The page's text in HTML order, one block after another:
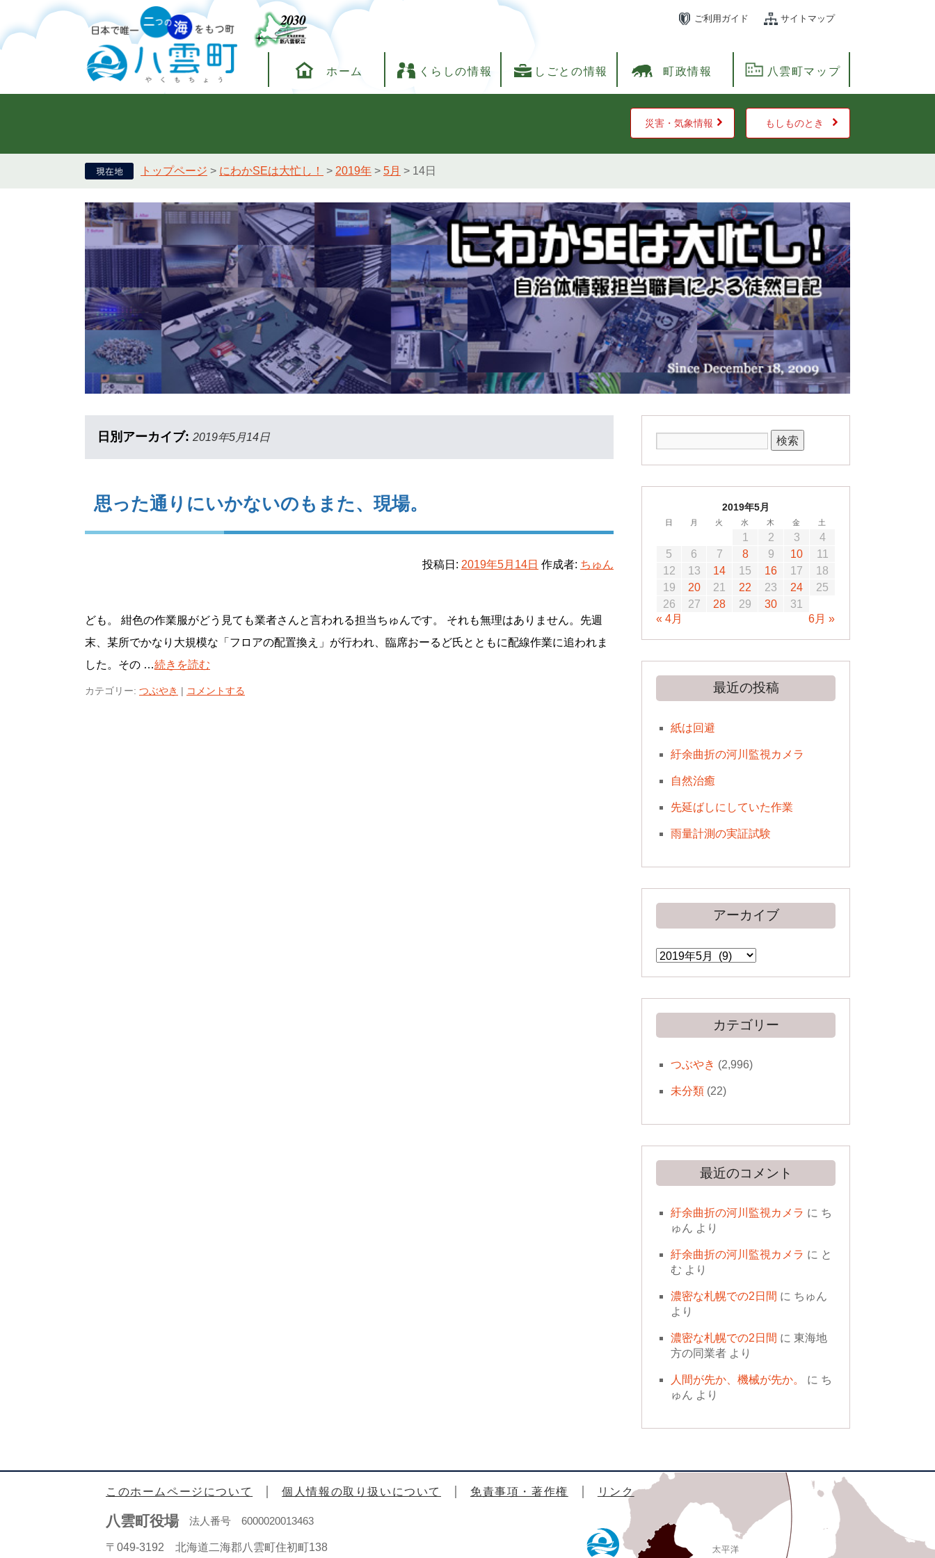
ご利用ガイド サイトマップ
ホーム くらしの情報 しごとの情報 町政情報 八雲町マップ
災害・気象情報 もしものとき
トップページ > にわかSEは大忙し！ > 2019年 > 5月 > 14日
日別アーカイブ: 2019年5月14日
思った通りにいかないのもまた、現場。
投稿日: 2019年5月14日 作成者: ちゅん
ども。 紺色の作業服がどう見ても業者さんと言われる担当ちゅんです。 それも無理はありません。先週
末、某所でかなり大規模な「フロアの配置換え」が行われ、臨席おーるど氏とともに配線作業に追われま
した。その …続きを読む
カテゴリー: つぶやき | コメントする
2019年5月
日 月 火 水 木 金 土
1 2 3
4
5
6 7 8 9 10
11
12
13 14 15 16 17
18
19
20 21 22 23 24
25
26
27 28 29 30
31
« 4月
6月 »
最近の投稿
紙は回避
紆余曲折の河川監視カメラ
自然治癒
先延ばしにしていた作業
雨量計測の実証試験
アーカイブ
ア
ー
カ
カテゴリー
つぶやき (2,996)
未分類(22)
最近のコメント
紆余曲折の河川監視カメラ に ち
ゅん より
紆余曲折の河川監視カメラ に と
む より
濃密な札幌での2日間 に ちゅん
より
濃密な札幌での2日間 に 東海地
方の同業者より
人間が先か、機械が先か。 に ち
ゅん より
このホームページについて 個人情報の取り扱いについて 免責事項・著作権 リンク
八雲町役場法人番号 6000020013463
〒049-3192 北海道二海郡八雲町住初町138